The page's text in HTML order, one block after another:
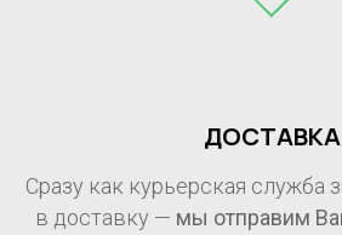
ДОСТАВКА
Сразу как курьерская служба
в доставку — мы отправим